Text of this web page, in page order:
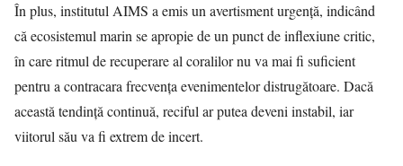
În plus, institutul AIMS a emis un avertisment urgență, indicând
că ecosistemul marin se apropie de un punct de inflexiune critic,
în care ritmul de recuperare al coralilor nu va mai fi suficient
pentru a contracara frecvența evenimentelor distrugătoare. Dacă
această tendință continuă, reciful ar putea deveni instabil, iar
viitorul său va fi extrem de incert.